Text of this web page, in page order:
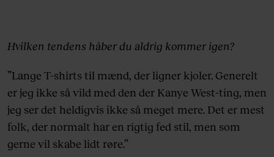
Hvilken tendens håber du aldrig kommer igen?
”Lange T-shirts til mænd, der ligner kjoler. Generelt
er jeg ikke så vild med den der Kanye West-ting, men
jeg ser det heldigvis ikke så meget mere. Det er mest
folk, der normalt har en rigtig fed stil, men som
gerne vil skabe lidt røre.”